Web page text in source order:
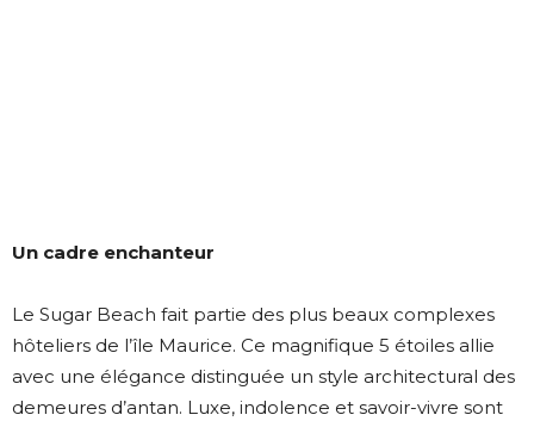
Un cadre enchanteur
Le Sugar Beach fait partie des plus beaux complexes
hôteliers de l’île Maurice. Ce magnifique 5 étoiles allie
avec une élégance distinguée un style architectural des
demeures d’antan. Luxe, indolence et savoir-vivre sont